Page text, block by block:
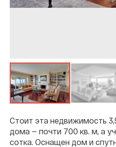
Стоит эта недвижимость
дома — почти 700 кв. м, а
сотка. Оснащен дом и